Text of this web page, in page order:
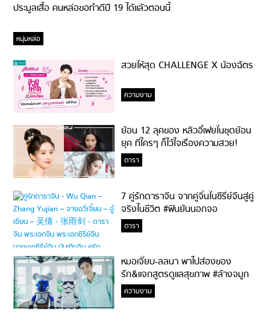
ประมูลเสื้อ คนหล่อขอทำดีปี 19 ได้แล้วตอนนี้
หนุ่มหล่อ
สวยให้สุด CHALLENGE X น้องฉัตร
ความงาม
ย้อน 12 ลุคของ หลิวอี้เฟยในชุดย้อน
ยุค ที่ใครๆ ก็ไว้ใจเรื่องความสวย!
ดารา
7 คู่รักดาราจีน จากคู่จิ้นในซีรี่ย์จีนสู่คู่
จริงในชีวิต #ฟินยันนอกจอ
ดารา
หมอเจี๊ยบ-ลลนา พาไปส่องของ
รัก&แจกสูตรดูแลสุขภาพ #ล้างจมูก
ไม่ยากจะสอนให้
ความงาม